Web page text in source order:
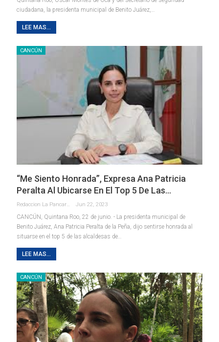
ciudadana, la presidenta municipal de Benito Juárez,
LEE MAS...
CANCÚN
“Me Siento Honrada”, Expresa Ana Patricia
Peralta Al Ubicarse En El Top 5 De Las…
Redaccion La Pancarta De Quintana Roo Jun 22, 2023
CANCÚN, Quintana Roo, 22 de junio. - La presidenta municipal de
Benito Juárez, Ana Patricia Peralta de la Peña, dijo sentirse honrada al
situarse en el top 5 de las alcaldesas de…
LEE MAS...
CANCÚN